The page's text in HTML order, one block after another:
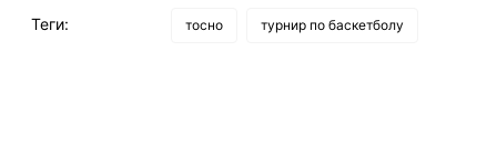
Теги: тосно турнир по баскетболу